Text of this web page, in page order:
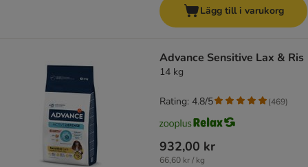
Lägg till i varukorg
Advance Sensitive Lax & Ris
14 kg
932,00 kr
66,60 kr / kg
Rating: 4.8/5 (469)